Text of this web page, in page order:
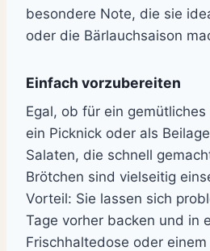
besondere Note, die sie
oder die Bärlauchsaison
Einfach vorzubereiten
Egal, ob für ein
ein Picknick oder als
Salaten, die schnell
Brötchen sind vielseitig
Vorteil: Sie lassen sich
Tage vorher backen und in
Frischhaltedose oder